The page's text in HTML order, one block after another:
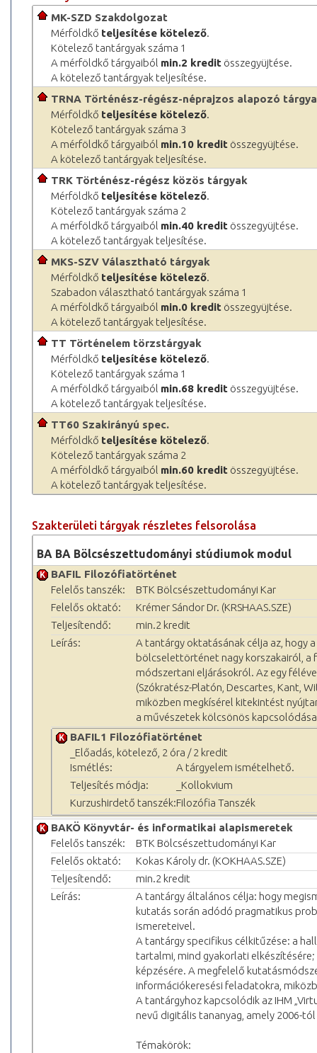
MK-SZD Szakdolgozat
Mérföldkő teljesítése kötelező.
Kötelező tantárgyak száma 1
A mérföldkő tárgyaiból min.2 kredit összegyüjtése.
A kötelező tantárgyak teljesítése.
TRNA Történész-régész-néprajzos alapozó
Mérföldkő teljesítése kötelező.
Kötelező tantárgyak száma 3
A mérföldkő tárgyaiból min.10 kredit összegyüjtése.
A kötelező tantárgyak teljesítése.
TRK Történész-régész közös tárgyak
Mérföldkő teljesítése kötelező.
Kötelező tantárgyak száma 2
A mérföldkő tárgyaiból min.40 kredit összegyüjtése.
A kötelező tantárgyak teljesítése.
MKS-SZV Választható tárgyak
Mérföldkő teljesítése kötelező.
Szabadon választható tantárgyak száma 1
A mérföldkő tárgyaiból min.0 kredit összegyüjtése.
A kötelező tantárgyak teljesítése.
TT Történelem törzstárgyak
Mérföldkő teljesítése kötelező.
Kötelező tantárgyak száma 1
A mérföldkő tárgyaiból min.68 kredit összegyüjtése.
A kötelező tantárgyak teljesítése.
TT60 Szakirányú spec.
Mérföldkő teljesítése kötelező.
Kötelező tantárgyak száma 2
A mérföldkő tárgyaiból min.60 kredit összegyüjtése.
A kötelező tantárgyak teljesítése.
Szakterületi tárgyak részletes felsorolása
BA BA Bölcsészettudományi stúdiumok modul
BAFIL Filozófiatörténet
Felelős tanszék:
BTK Bölcsészettudományi Kar
Felelős oktató:
Krémer Sándor Dr. (KRSHAAS.SZE)
Teljesítendő:
min.2 kredit
Leírás:
A tantárgy oktatásának célja az, hogy
bölcselettörténet nagy korszakairól,
módszertani eljárásokról. Az egy
(Szókratész-Platón, Descartes, Kant,
miközben megkísérel kitekintést
a művészetek kölcsönös
BAFIL1 Filozófiatörténet
_Előadás, kötelező, 2 óra / 2 kredit
Ismétlés:
A tárgyelem ismételhető.
Teljesítés módja:
_Kollokvium
Kurzushirdető tanszék:Filozófia Tanszék
BAKÖ Könyvtár- és informatikai alapismeretek
Felelős tanszék:
BTK Bölcsészettudományi Kar
Felelős oktató:
Kokas Károly dr. (KOKHAAS.SZE)
Teljesítendő:
min.2 kredit
Leírás:
A tantárgy általános célja: hogy
kutatás során adódó pragmatikus
ismereteivel.
A tantárgy specifikus célkitűzése: a
tartalmi, mind gyakorlati
képzésére. A megfelelő
információkeresési feladatokra,
A tantárgyhoz kapcsolódik az IHM
nevű digitális tananyag, amely 2006-
Témakörök: